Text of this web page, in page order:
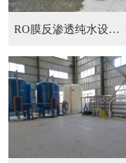
二级反渗透纯化水设备...